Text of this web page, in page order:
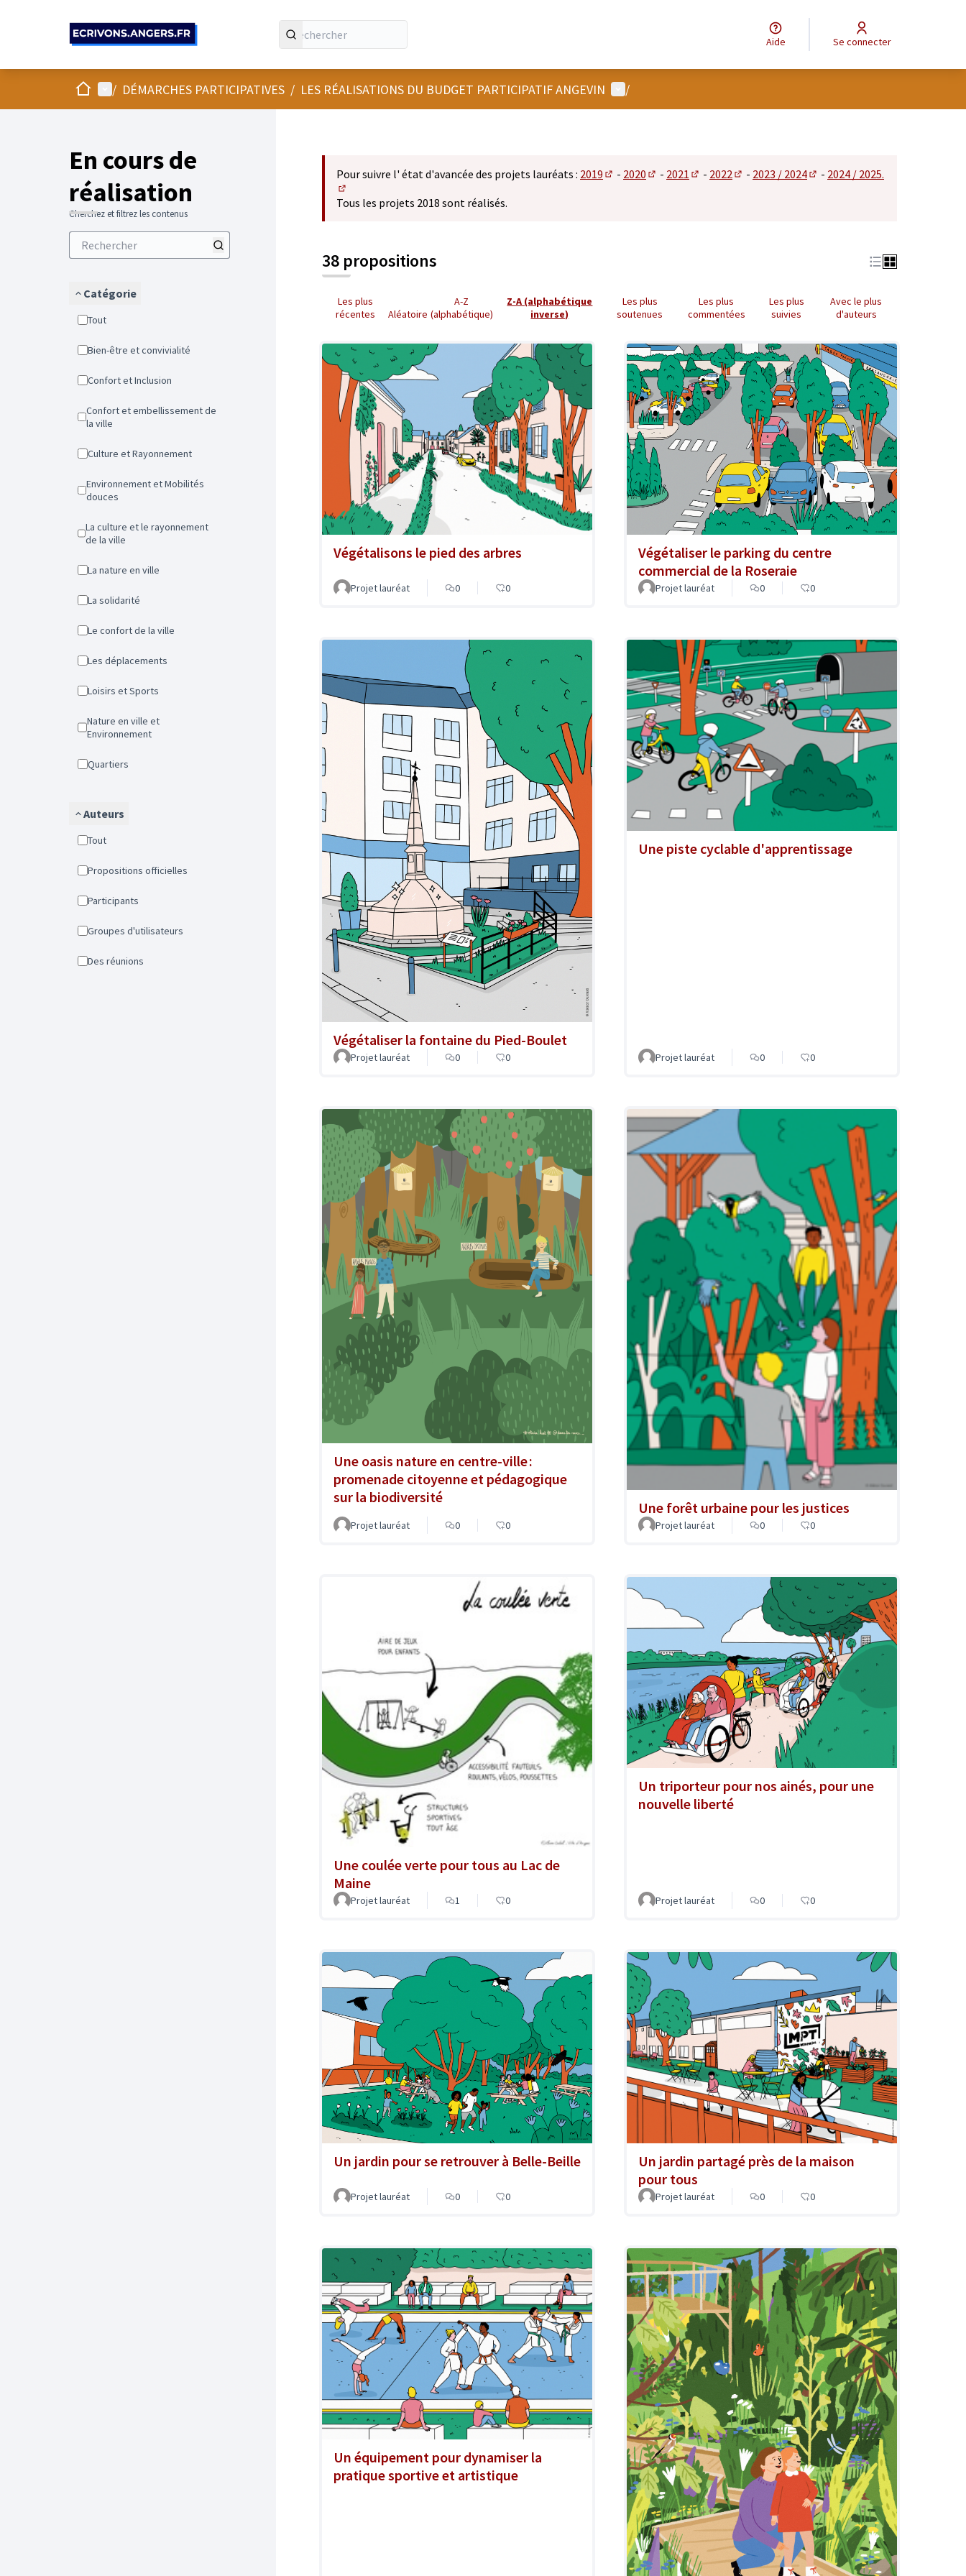
Aide Se connecter
AccueilMenu principal
/ DÉMARCHES PARTICIPATIVES / LES RÉALISATIONS DU BUDGET PARTICIPATIF ANGEVIN Menu utilisateur
/
En cours de
réalisation
Cherchez et filtrez les contenus
Catégorie
Tout
Bien-être et convivialité
Confort et Inclusion
Confort et embellissement de
la ville
Culture et Rayonnement
Environnement et Mobilités
douces
La culture et le rayonnement
de la ville
La nature en ville
La solidarité
Le confort de la ville
Les déplacements
Loisirs et Sports
Nature en ville et
Environnement
Quartiers
Auteurs
Tout
Propositions officielles
Participants
Groupes d'utilisateurs
Des réunions
Pour suivre l' état d'avancée des projets lauréats : 2019 - 2020
(S'ouvre dans un nouvel onglet)
- 2021
(S'ouvre dans un nouvel onglet)
- 2022
(S'ouvre dans un nouvel onglet)
- 2023 / 2024
(S'ouvre dans un nouvel onglet)
- 2024 / 2025.
(S'ouvre dans un nouvel onglet)
Tous les projets 2018 sont réalisés.
38 propositions
Les plus
récentes
Aléatoire
A-Z
(alphabétique)
Z-A (alphabétique
inverse)
Les plus
soutenues
Les plus
commentées
Les plus
suivies
Avec le plus
d'auteurs
Végétalisons le pied des arbres
Projet lauréat 0 0
Végétaliser le parking du centre
commercial de la Roseraie
Projet lauréat 0 0
Végétaliser la fontaine du Pied-Boulet
Projet lauréat 0 0
Une piste cyclable d'apprentissage
Projet lauréat 0 0
Une oasis nature en centre-ville :
promenade citoyenne et pédagogique
sur la biodiversité
Projet lauréat 0 0
Une forêt urbaine pour les justices
Projet lauréat 0 0
Une coulée verte pour tous au Lac de
Maine
Projet lauréat 1 0
Un triporteur pour nos ainés, pour une
nouvelle liberté
Projet lauréat 0 0
Un jardin pour se retrouver à Belle-Beille
Projet lauréat 0 0
Un jardin partagé près de la maison
pour tous
Projet lauréat 0 0
Un équipement pour dynamiser la
pratique sportive et artistique